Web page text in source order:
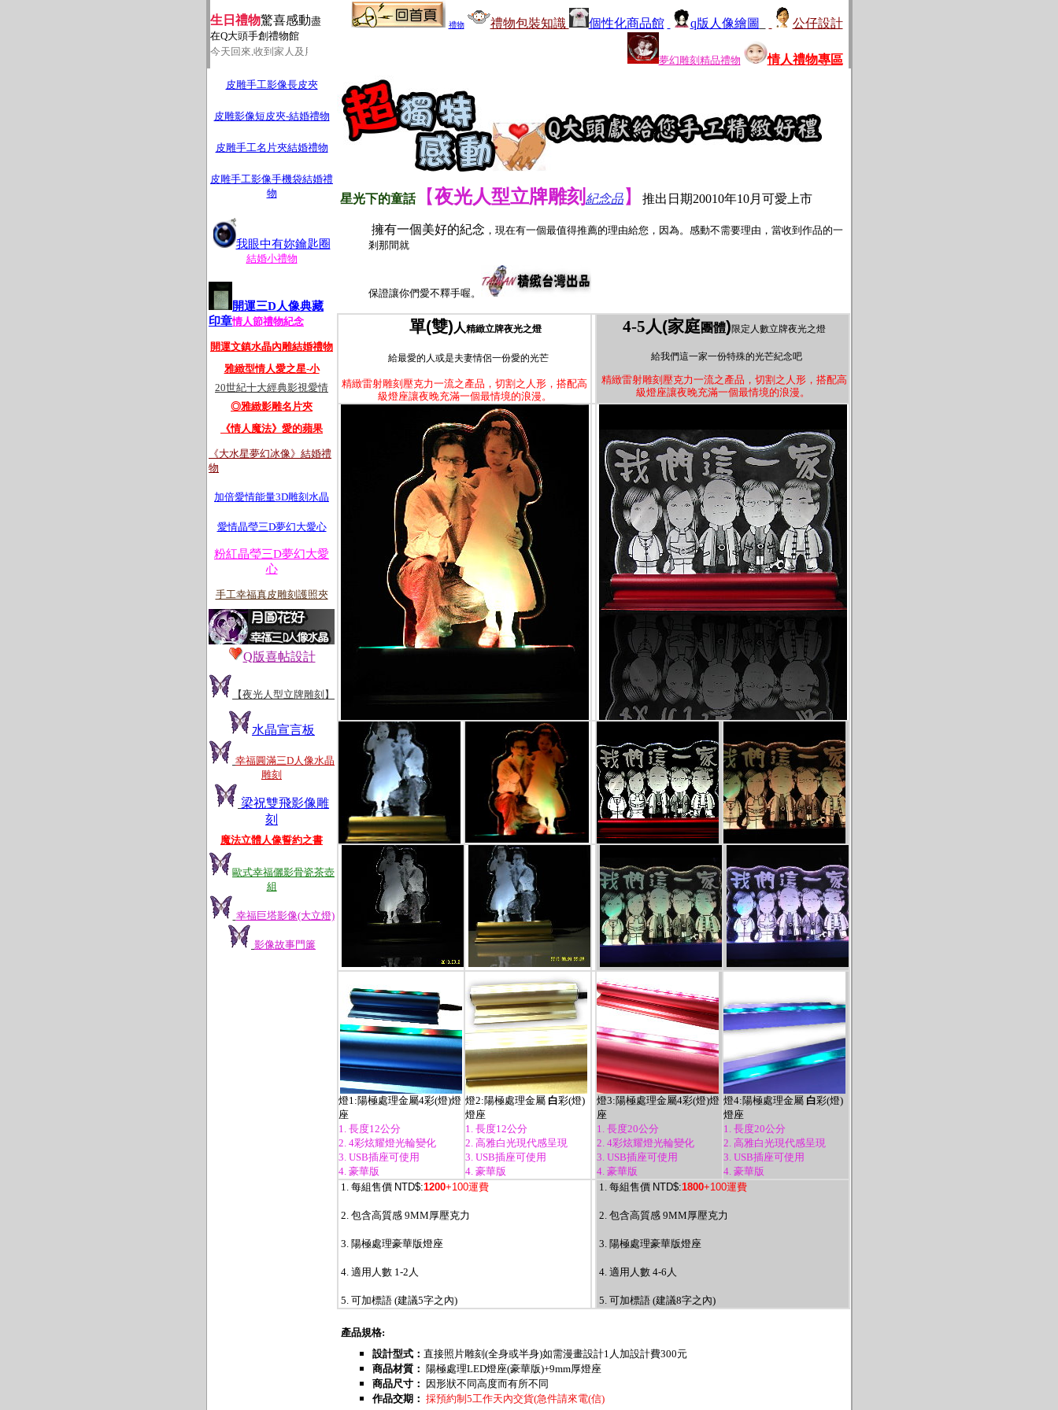
生日禮物驚喜感動盡
在Q大頭手創禮物館
今天回來,收到家人及朋友送的生日人物Q版繪....大感動.語言貧乏的我不知道還能用什麼文字表達我的感激之情...這麼多年來這是我第一次收到真正的
禮物 禮物包裝知識 個性化商品館 q版人像繪圖 公仔設計
夢幻雕刻精品禮物 情人禮物專區
皮雕手工影像長皮夾
皮雕影像短皮夾-結婚禮物
皮雕手工名片夾結婚禮物
皮雕手工影像手機袋結婚禮
物
我眼中有妳鑰匙圈
結婚小禮物
開運三D人像典藏
印章情人節禮物紀念
開運文鎮水晶內雕結婚禮物
雅緻型情人愛之星-小
20世紀十大經典影視愛情
◎雅緻影雕名片夾
《情人魔法》 愛的蘋果
《大水星夢幻冰像》結婚禮
物
加倍愛情能量3D雕刻水晶
愛情晶瑩三D夢幻大愛心
粉紅晶瑩三D夢幻大愛
心
手工幸福真皮雕刻護照夾
Q版喜帖設計
【夜光人型立牌雕刻】
水晶宣言板
幸福圓滿三D人像水晶
雕刻
梁祝雙飛影像雕
刻
魔法立體人像誓約之書
歐式幸福儷影骨瓷茶壺
組
幸福巨塔影像(大立燈)
影像故事門簾
星光下的童話【夜光人型立牌雕刻 紀念品 】 推出日期20010年10月可愛上市
擁有一個美好的紀念 ，現在有一個最值得推薦的理由給您，因為。感動不需要理由 ，當收到作品的一
剎那間就
保證讓你們愛不釋手喔。
單(雙) 人精緻立牌夜光之燈
給最愛的人或是夫妻情侶一份愛的光芒
精緻雷射雕刻壓克力一流之產品，切割之人形，搭配高
級燈座讓夜晚充滿一個最情境的浪漫。
4-5人(家庭團體)限定人數立牌夜光之燈
給我們這一家一份特殊的光芒紀念吧
精緻雷射雕刻壓克力一流之產品，切割之人形，搭配高
級燈座讓夜晚充滿一個最情境的浪漫。
燈1:陽極處理金屬4彩(燈)燈
座
1. 長度12公分
2. 4彩炫耀燈光輪變化
3. USB插座可使用
4. 豪華版
燈2:陽極處理金屬 白彩(燈)
燈座
1. 長度12公分
2. 高雅白光現代感呈現
3. USB插座可使用
4. 豪華版
燈3:陽極處理金屬4彩(燈)燈
座
1. 長度20公分
2. 4彩炫耀燈光輪變化
3. USB插座可使用
4. 豪華版
燈4:陽極處理金屬 白彩(燈)
燈座
1. 長度20公分
2. 高雅白光現代感呈現
3. USB插座可使用
4. 豪華版
1. 每組售價 NTD$:1200+100運費
2. 包含高質感 9MM厚壓克力
3. 陽極處理豪華版燈座
4. 適用人數 1-2人
5. 可加標語 (建議5字之內)
1. 每組售價 NTD$:1800+100運費
2. 包含高質感 9MM厚壓克力
3. 陽極處理豪華版燈座
4. 適用人數 4-6人
5. 可加標語 (建議8字之內)
產品規格:
設計型式： 直接照片雕刻(全身或半身)如需漫畫設計1人加設計費300元
商品材質： 陽極處理LED燈座(豪華版)+9mm厚燈座
商品尺寸：
因形狀不同高度而有所不同
作品交期： 採預約制5工作天內交貨(急件請來電(信)